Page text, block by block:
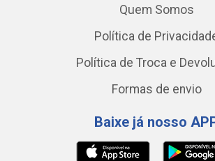
Quem Somos
Política de
Política de Troca e
Formas de envio
Baixe já nosso